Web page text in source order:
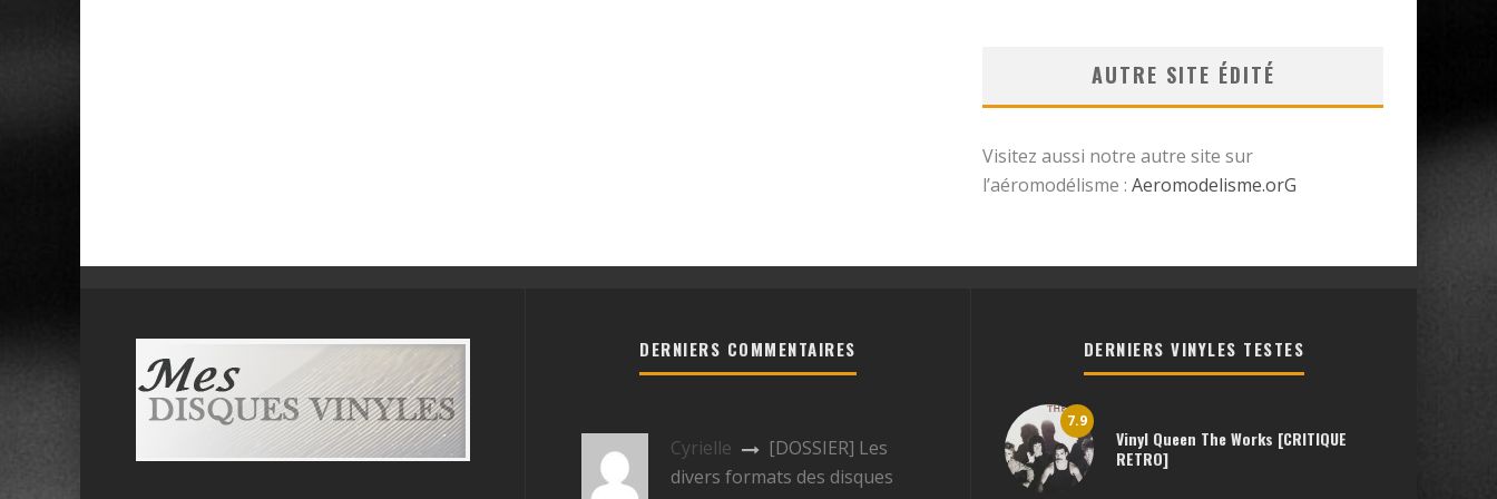
AUTRE SITE ÉDITÉ
Visitez aussi notre autre site sur
l’aéromodélisme : Aeromodelisme.orG
DERNIERS COMMENTAIRES
Cyrielle
[DOSSIER] Les
divers formats des disques
DERNIERS VINYLES TESTES
7.9
Vinyl Queen The Works [CRITIQUE
RETRO]